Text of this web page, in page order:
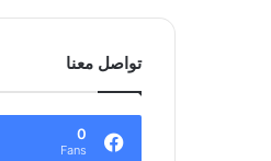
تواصل معنا
0
Fans